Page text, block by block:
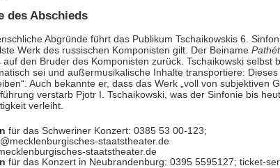
des Abschieds
Abgründe führt das Publikum Tschaikowskis 6.
Werk des russischen Komponisten gilt. Der Beiname
auf den Bruder des Komponisten zurück. Tschaikowski selbst
sei und außermusikalische Inhalte transportiere:
Auch bekannte er, dass das Werk „voll von subjektiven
verstarb Pjotr I. Tschaikowski, was der Sinfonie bis
verleiht.
für das Schweriner Konzert: 0385 53 00-123;
staatstheater.de
staatstheater.de
für das Konzert in Neubrandenburg: 0395 5595127; ticket-